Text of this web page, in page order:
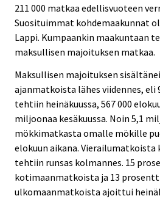
211 000 matkaa edellisvuoteen
Suosituimmat kohdemaakunnat
Lappi. Kumpaankin maakuntaan
maksullisen majoituksen matkaa.
Maksullisen majoituksen
ajanmatkoista lähes viidennes, eli
tehtiin heinäkuussa, 567 000
miljoonaa kesäkuussa. Noin 5,1
mökkimatkasta omalle mökille
elokuun aikana. Vierailumatkoista
tehtiin runsas kolmannes. 15
kotimaanmatkoista ja 13
ulkomaanmatkoista ajoittui